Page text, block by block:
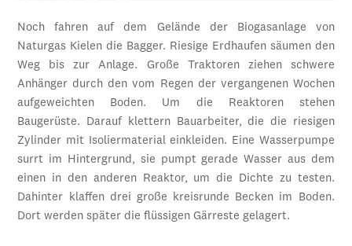
Noch fahren auf dem Gelände der Biogasanlage von
Naturgas Kielen die Bagger. Riesige Erdhaufen säumen den
Weg bis zur Anlage. Große Traktoren ziehen schwere
Anhänger durch den vom Regen der vergangenen Wochen
aufgeweichten Boden. Um die Reaktoren stehen
Baugerüste. Darauf klettern Bauarbeiter, die die riesigen
Zylinder mit Isoliermaterial einkleiden. Eine Wasserpumpe
surrt im Hintergrund, sie pumpt gerade Wasser aus dem
einen in den anderen Reaktor, um die Dichte zu testen.
Dahinter klaffen drei große kreisrunde Becken im Boden.
Dort werden später die flüssigen Gärreste gelagert.